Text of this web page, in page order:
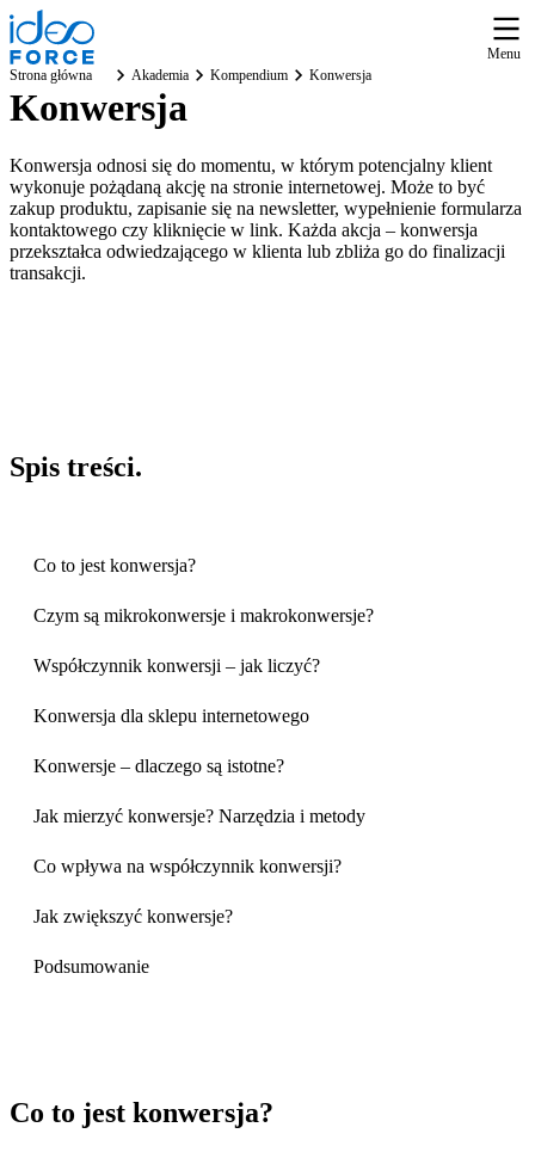
Menu
Strona główna
Akademia Kompendium Konwersja
Konwersja
Konwersja odnosi się do momentu, w którym potencjalny klient
wykonuje pożądaną akcję na stronie internetowej. Może to być
zakup produktu, zapisanie się na newsletter, wypełnienie formularza
kontaktowego czy kliknięcie w link. Każda akcja – konwersja
przekształca odwiedzającego w klienta lub zbliża go do finalizacji
transakcji.
Spis treści.
Co to jest konwersja?
Czym są mikrokonwersje i makrokonwersje?
Współczynnik konwersji – jak liczyć?
Konwersja dla sklepu internetowego
Konwersje – dlaczego są istotne?
Jak mierzyć konwersje? Narzędzia i metody
Co wpływa na współczynnik konwersji?
Jak zwiększyć konwersje?
Podsumowanie
Co to jest konwersja?